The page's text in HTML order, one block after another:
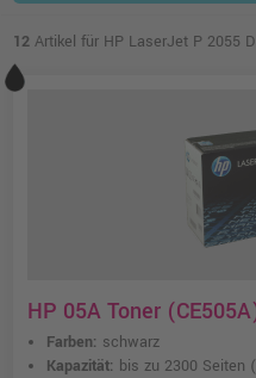
12 Artikel für HP LaserJet P 2055
HP 05A Toner
Farben: schwarz
Kapazität: bis zu 2300 Seiten